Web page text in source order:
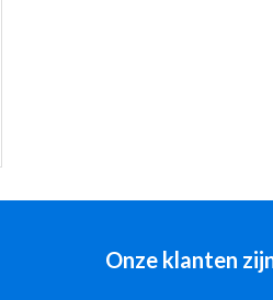
Onze klanten